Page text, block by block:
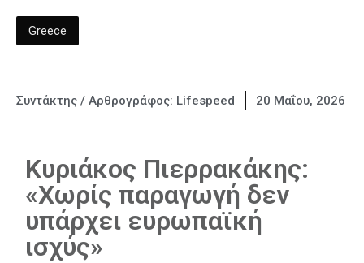
Greece
Συντάκτης / Αρθρογράφος: Lifespeed 20 Μαΐου, 2026
Κυριάκος Πιερρακάκης:
«Χωρίς παραγωγή δεν
υπάρχει ευρωπαϊκή
ισχύς»